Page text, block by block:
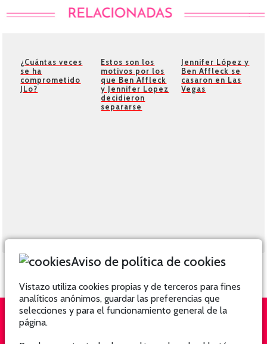
¿Cuántas veces
se ha
comprometido
JLo?
Estos son los
motivos por los
que Ben Affleck
y Jennifer Lopez
decidieron
separarse
Jennifer López y
Ben Affleck se
casaron en Las
Vegas
Aviso de política de cookies
Vistazo utiliza cookies propias y de terceros para fines
analíticos anónimos, guardar las preferencias que
selecciones y para el funcionamiento general de la
página.